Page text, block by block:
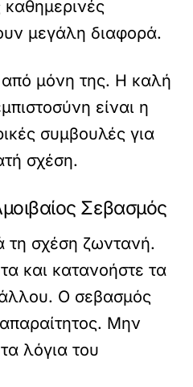
μεγάλη διαφορά.
μόνη της. Η καλή
είναι η
συμβουλές για
σχέση.
Σεβασμός
τη σχέση ζωντανή.
και κατανοήστε τα
Ο σεβασμός
απαραίτητος. Μην
λόγια του